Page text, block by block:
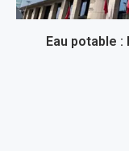
Eau potable :